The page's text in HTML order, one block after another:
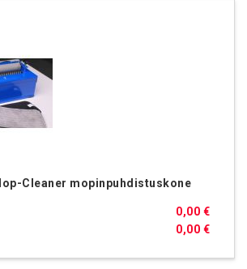
Cleaner mopinpuhdistuskone
0,00 €
0,00 €